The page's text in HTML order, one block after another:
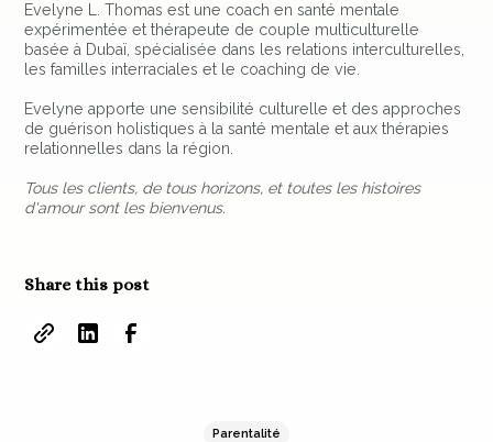
Evelyne L. Thomas est une coach en santé mentale
expérimentée et thérapeute de couple multiculturelle
basée à Dubaï, spécialisée dans les relations interculturelles,
les familles interraciales et le coaching de vie.
Evelyne apporte une sensibilité culturelle et des approches
de guérison holistiques à la santé mentale et aux thérapies
relationnelles dans la région.
Tous les clients, de tous horizons, et toutes les histoires
d'amour sont les bienvenus.
Share this post
Parentalité